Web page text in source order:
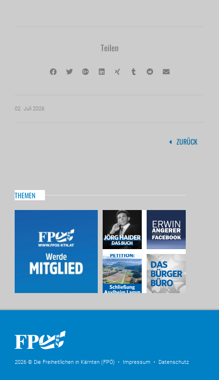
Teilen
02. Juli 2026
ZURÜCK
THEMEN
2026 © Die Freiheitlichen in Kärnten (FPÖ) • Impressum • Datenschutz